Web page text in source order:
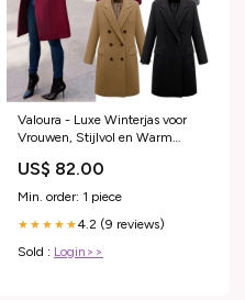
Valoura - Luxe Winterjas voor
Vrouwen, Stijlvol en Warm
US$ 82.00
Min. order: 1 piece
★★★★★4.2 (9 reviews)
Sold : Login>>